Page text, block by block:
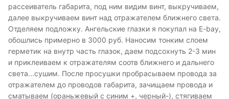
рассеиватель габарита, под ним видим винт, выкручиваем,
далее выкручиваем винт над отражателем ближнего света.
Отделяем подложку. Ангельские глазки я покупал на E-bay,
обошлись примерно в 3000 руб. Наносим тонким слоем
герметик на внутр часть глазок, даем подсохнуть 2-3 мин
и приклеиваем к отражателям соотв ближнего и дальнего
света...сушим. После просушки пробрасываем провода за
отражателем до проводов габарита, зачищаем провода и
сматываем (ораньжевый с синим +, черный-), стягиваем